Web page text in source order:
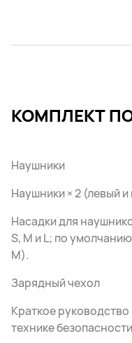
КОМПЛЕКТ
Наушники
Наушники × 2 (левый
Насадки для
S, M и L; по
M).
Зарядный чехол
Краткое
технике безопасности